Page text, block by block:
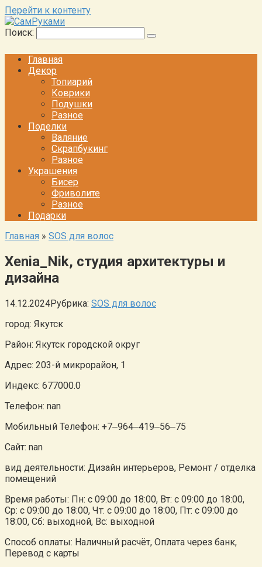
Перейти к контенту
Поиск:
Главная
Декор
Топиарий
Коврики
Подушки
Разное
Поделки
Валяние
Скрапбукинг
Разное
Украшения
Бисер
Фриволите
Разное
Подарки
Главная » SOS для волос
Xenia_Nik, студия архитектуры и
дизайна
14.12.2024Рубрика: SOS для волос
город: Якутск
Район: Якутск городской округ
Адрес: 203-й микрорайон, 1
Индекс: 677000.0
Телефон: nan
Мобильный Телефон: +7‒964‒419‒56‒75
Сайт: nan
вид деятельности: Дизайн интерьеров, Ремонт / отделка
помещений
Время работы: Пн: с 09:00 до 18:00, Вт: с 09:00 до 18:00,
Ср: с 09:00 до 18:00, Чт: с 09:00 до 18:00, Пт: с 09:00 до
18:00, Сб: выходной, Вс: выходной
Способ оплаты: Наличный расчёт, Оплата через банк,
Перевод с карты